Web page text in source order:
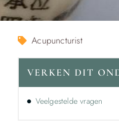
Acupuncturist
VERKEN DIT
Veelgestelde vragen